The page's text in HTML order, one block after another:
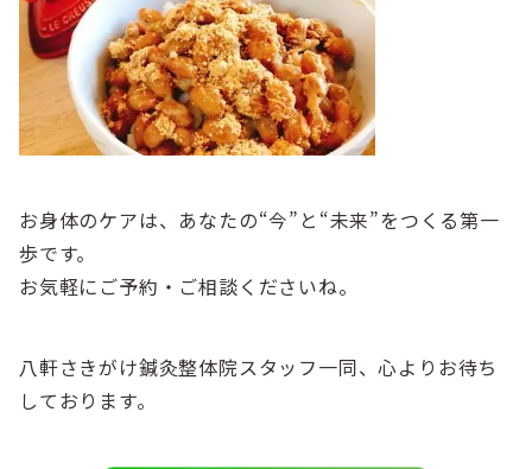
お身体のケアは、あなたの“今”と“未来”をつくる第一
歩です。
お気軽にご予約・ご相談くださいね。
八軒さきがけ鍼灸整体院スタッフ一同、心よりお待ち
しております。